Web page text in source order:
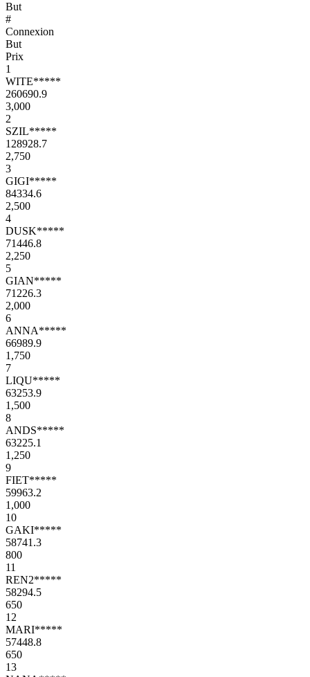
But
#
Connexion
But
Prix
1
WITE*****
260690.9
3,000
2
SZIL*****
128928.7
2,750
3
GIGI*****
84334.6
2,500
4
DUSK*****
71446.8
2,250
5
GIAN*****
71226.3
2,000
6
ANNA*****
66989.9
1,750
7
LIQU*****
63253.9
1,500
8
ANDS*****
63225.1
1,250
9
FIET*****
59963.2
1,000
10
GAKI*****
58741.3
800
11
REN2*****
58294.5
650
12
MARI*****
57448.8
650
13